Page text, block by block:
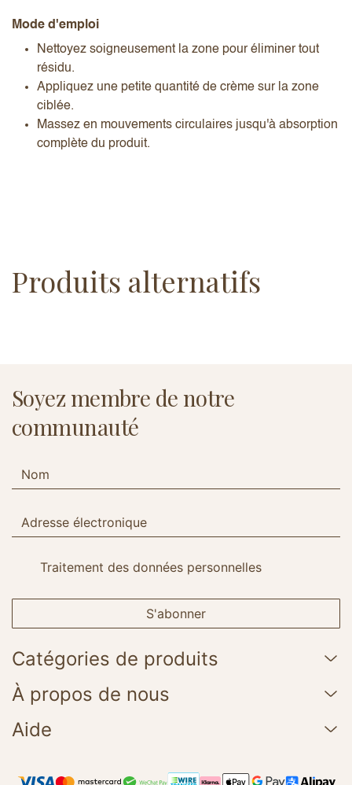
Mode d'emploi
Nettoyez soigneusement la zone pour éliminer tout
résidu.
Appliquez une petite quantité de crème sur la zone
ciblée.
Massez en mouvements circulaires jusqu'à absorption
complète du produit.
Produits alternatifs
Soyez membre de notre
communauté
Traitement des données personnelles
S'abonner
Catégories de produits
À propos de nous
Aide